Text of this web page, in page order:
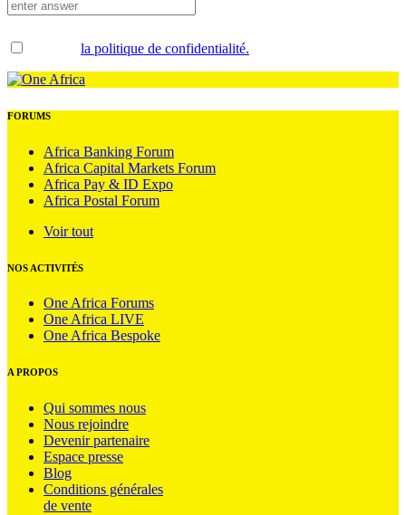
la politique de confidentialité.
FORUMS
Africa Banking Forum
Africa Capital Markets Forum
Africa Pay & ID Expo
Africa Postal Forum
Voir tout
NOS ACTIVITÉS
One Africa Forums
One Africa LIVE
One Africa Bespoke
A PROPOS
Qui sommes nous
Nous rejoindre
Devenir partenaire
Espace presse
Blog
Conditions générales
de vente